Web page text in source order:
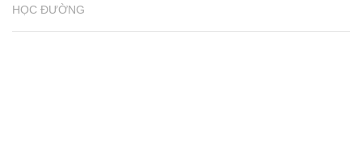
HỌC ĐƯỜNG